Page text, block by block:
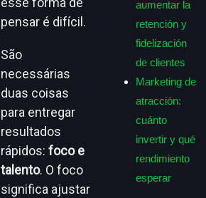
pensar é difícil.
São
necessárias
duas coisas
para entregar
resultados
rápidos:foco e
talento. O foco
significa ajustar
aumentar la
retención y
fidelización
de clientes
Marketing de
atracción:
cuánto
invertir y qué
rendimiento
esperar